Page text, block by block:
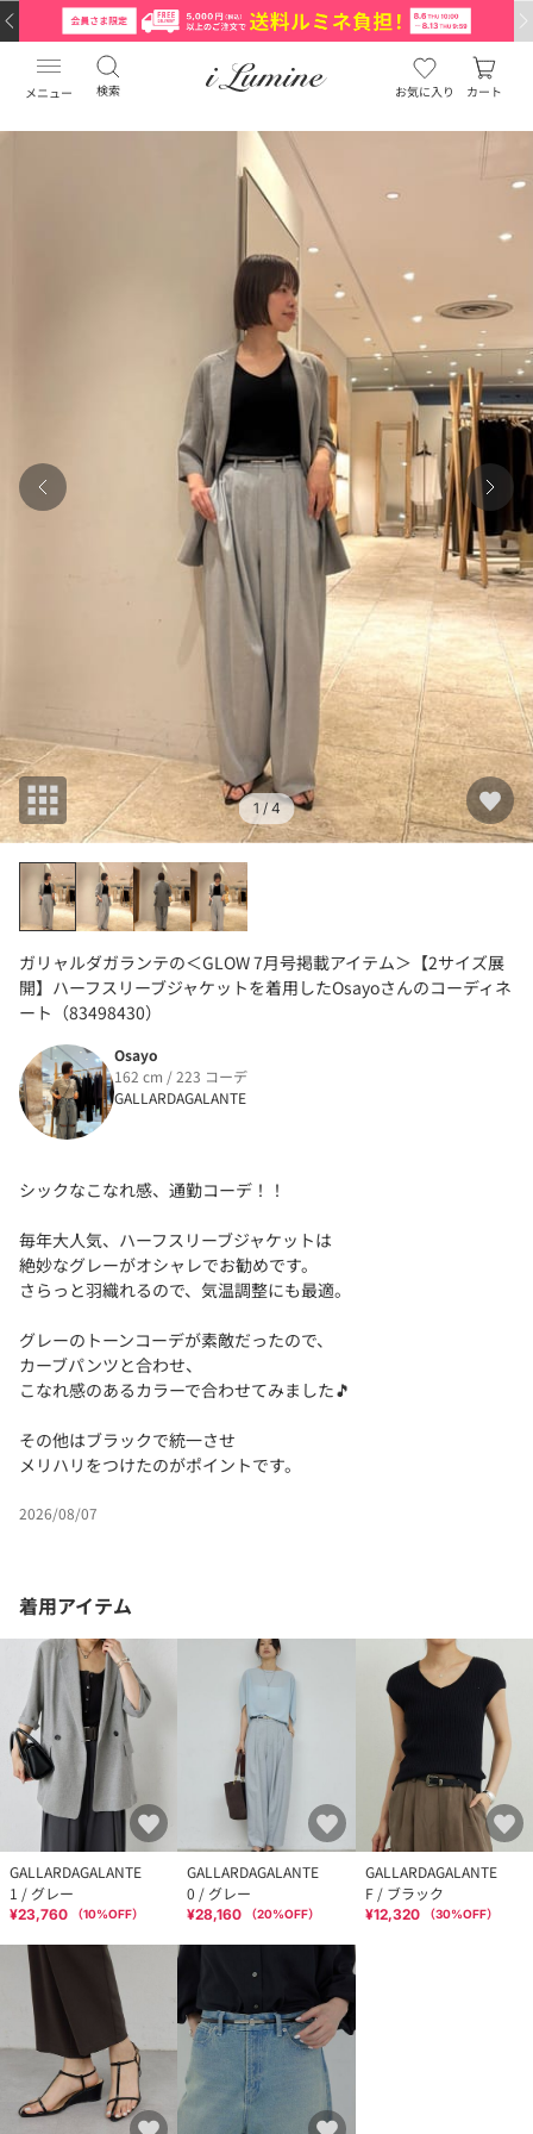
メニュー 検索 お気に入り カート
1 / 4
ガリャルダガランテの＜GLOW 7月号掲載アイテム＞【2サイズ展
開】ハーフスリーブジャケットを着用したOsayoさんのコーディネ
ート（83498430）
Osayo
162 cm / 223 コーデ
GALLARDAGALANTE
シックなこなれ感、通勤コーデ！！
毎年大人気、ハーフスリーブジャケットは
絶妙なグレーがオシャレでお勧めです。
さらっと羽織れるので、気温調整にも最適。
グレーのトーンコーデが素敵だったので、
カーブパンツと合わせ、
こなれ感のあるカラーで合わせてみました🎵
その他はブラックで統一させ
メリハリをつけたのがポイントです。
2026/08/07
着用アイテム
GALLARDAGALANTE
1 / グレー
¥23,760 （10%OFF）
GALLARDAGALANTE
0 / グレー
¥28,160 （20%OFF）
GALLARDAGALANTE
F / ブラック
¥12,320 （30%OFF）